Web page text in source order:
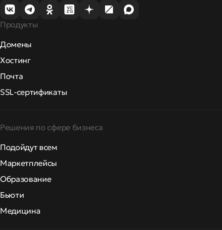
Продукты
Домены
Хостинг
Почта
SSL-сертификаты
Решения по сфере бизнеса
Подойдут всем
Маркетплейсы
Образование
Бьюти
Медицина